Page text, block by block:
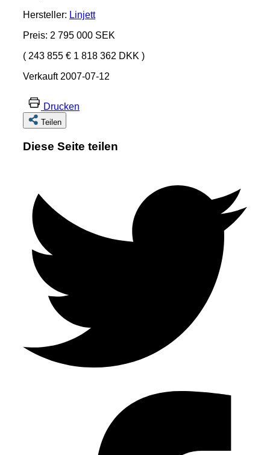
Hersteller: Linjett
Preis: 2 795 000 SEK
( 243 855 € 1 818 362 DKK )
Verkauft 2007-07-12
Drucken
Teilen
Diese Seite teilen